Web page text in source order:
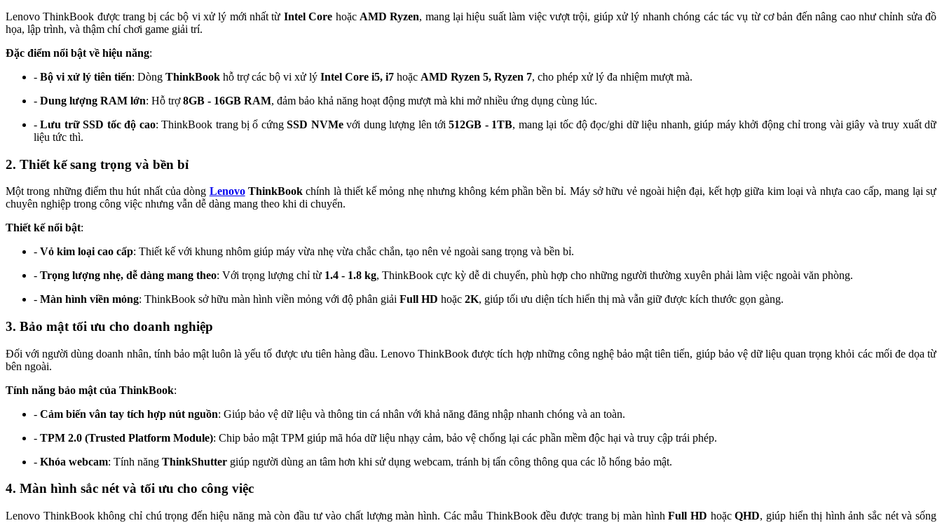
Lenovo ThinkBook được trang bị các bộ vi xử lý mới nhất từ Intel Core hoặc AMD Ryzen, mang lại hiệu suất làm việc vượt trội, giúp xử lý nhanh chóng các tác vụ từ cơ bản đến nâng cao như chỉnh sửa đồ
họa, lập trình, và thậm chí chơi game giải trí.
Đặc điểm nổi bật về hiệu năng:
- Bộ vi xử lý tiên tiến: Dòng ThinkBook hỗ trợ các bộ vi xử lý Intel Core i5, i7 hoặc AMD Ryzen 5, Ryzen 7, cho phép xử lý đa nhiệm mượt mà.
- Dung lượng RAM lớn: Hỗ trợ8GB - 16GB RAM, đảm bảo khả năng hoạt động mượt mà khi mở nhiều ứng dụng cùng lúc.
-Lưu trữ SSD tốc độ cao: ThinkBook trang bị ổ cứngSSD NVMevới dung lượng lên tới512GB - 1TB, mang lại tốc độ đọc/ghi dữ liệu nhanh, giúp máy khởi động chỉ trong vài giây và truy xuất dữ
liệu tức thì.
2. Thiết kế sang trọng và bền bỉ
Một trong những điểm thu hút nhất của dòng LenovoThinkBookchính là thiết kế mỏng nhẹ nhưng không kém phần bền bỉ. Máy sở hữu vẻ ngoài hiện đại, kết hợp giữa kim loại và nhựa cao cấp, mang lại sự
chuyên nghiệp trong công việc nhưng vẫn dễ dàng mang theo khi di chuyển.
Thiết kế nổi bật:
- Vỏ kim loại cao cấp: Thiết kế với khung nhôm giúp máy vừa nhẹ vừa chắc chắn, tạo nên vẻ ngoài sang trọng và bền bỉ.
- Trọng lượng nhẹ, dễ dàng mang theo: Với trọng lượng chỉ từ 1.4 - 1.8 kg, ThinkBook cực kỳ dễ di chuyển, phù hợp cho những người thường xuyên phải làm việc ngoài văn phòng.
- Màn hình viền mỏng: ThinkBook sở hữu màn hình viền mỏng với độ phân giải Full HD hoặc 2K, giúp tối ưu diện tích hiển thị mà vẫn giữ được kích thước gọn gàng.
3. Bảo mật tối ưu cho doanh nghiệp
Đối với người dùng doanh nhân, tính bảo mật luôn là yếu tố được ưu tiên hàng đầu. Lenovo ThinkBook được tích hợp những công nghệ bảo mật tiên tiến, giúp bảo vệ dữ liệu quan trọng khỏi các mối đe dọa từ
bên ngoài.
Tính năng bảo mật của ThinkBook:
- Cảm biến vân tay tích hợp nút nguồn: Giúp bảo vệ dữ liệu và thông tin cá nhân với khả năng đăng nhập nhanh chóng và an toàn.
- TPM 2.0 (Trusted Platform Module): Chip bảo mật TPM giúp mã hóa dữ liệu nhạy cảm, bảo vệ chống lại các phần mềm độc hại và truy cập trái phép.
- Khóa webcam: Tính năng ThinkShutter giúp người dùng an tâm hơn khi sử dụng webcam, tránh bị tấn công thông qua các lỗ hổng bảo mật.
4. Màn hình sắc nét và tối ưu cho công việc
Lenovo ThinkBook không chỉ chú trọng đến hiệu năng mà còn đầu tư vào chất lượng màn hình. Các mẫu ThinkBook đều được trang bị màn hìnhFull HD hoặcQHD, giúp hiển thị hình ảnh sắc nét và sống